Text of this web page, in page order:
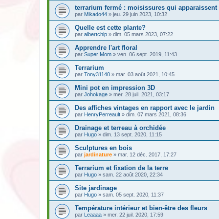
terrarium fermé : moisissures qui apparaissent
par Mikado44 » jeu. 29 juin 2023, 10:32
Quelle est cette plante?
par albertchip » dim. 05 mars 2023, 07:22
Apprendre l'art floral
par Super Mom » ven. 06 sept. 2019, 11:43
Terrarium
par Tony31140 » mar. 03 août 2021, 10:45
Mini pot en impression 3D
par Johokage » mer. 28 juil. 2021, 03:17
Des affiches vintages en rapport avec le jardin
par HenryPerreault » dim. 07 mars 2021, 08:36
Drainage et terreau à orchidée
par Hugo » dim. 13 sept. 2020, 11:15
Sculptures en bois
par jardinature » mar. 12 déc. 2017, 17:27
Terrarium et fixation de la terre
par Hugo » sam. 22 août 2020, 22:34
Site jardinage
par Hugo » sam. 05 sept. 2020, 11:37
Température intérieur et bien-être des fleurs
par Leaaaa » mer. 22 juil. 2020, 17:59